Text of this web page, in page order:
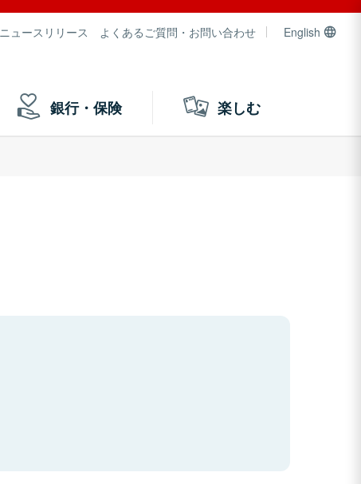
ニュースリリース よくあるご質問・お問い合わせ English
銀行・保険 楽しむ